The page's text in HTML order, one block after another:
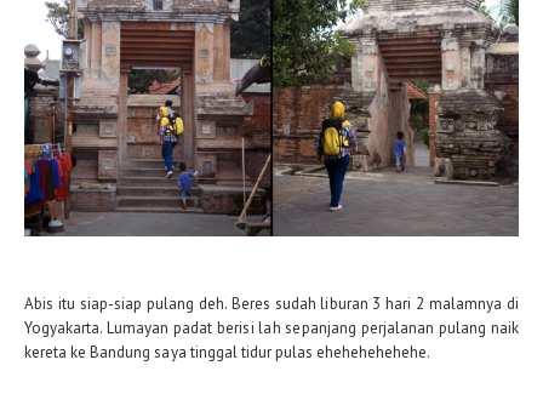
Abis itu siap-siap pulang deh. Beres sudah liburan 3 hari 2 malamnya di
Yogyakarta. Lumayan padat berisi lah sepanjang perjalanan pulang naik
kereta ke Bandung saya tinggal tidur pulas ehehehehehehe.